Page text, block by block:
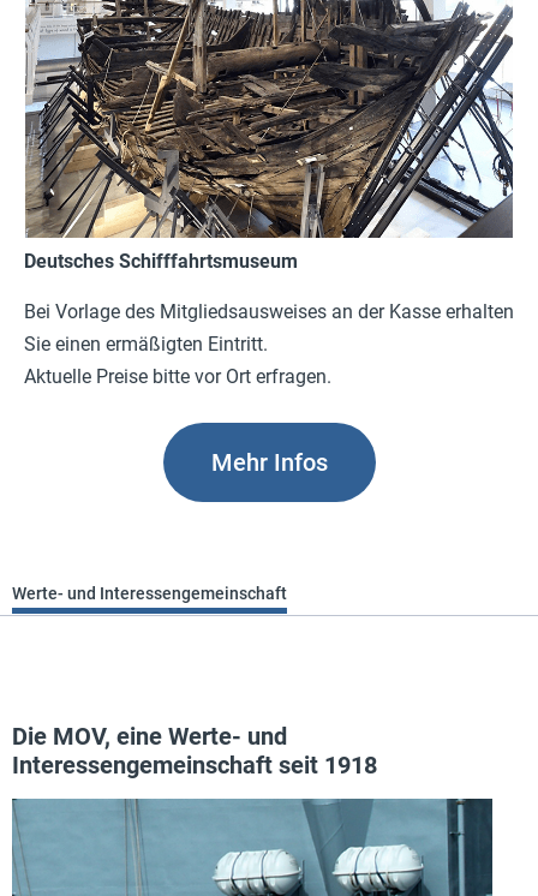
Deutsches Schifffahrtsmuseum
Bei Vorlage des Mitgliedsausweises an der Kasse erhalten
Sie einen ermäßigten Eintritt.
Aktuelle Preise bitte vor Ort erfragen.
Mehr Infos
Werte- und Interessengemeinschaft
Die MOV, eine Werte- und
Interessengemeinschaft seit 1918